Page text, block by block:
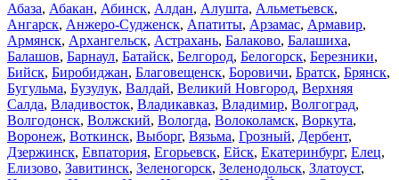
Абаза, Абакан, Абинск, Алдан, Алушта, Альметьевск,
Ангарск, Анжеро-Судженск, Апатиты, Арзамас, Армавир,
Армянск, Архангельск, Астрахань, Балаково, Балашиха,
Балашов, Барнаул, Батайск, Белгород, Белогорск, Березники,
Бийск, Биробиджан, Благовещенск, Боровичи, Братск, Брянск,
Бугульма, Бузулук, Валдай, Великий Новгород, Верхняя
Салда, Владивосток, Владикавказ, Владимир, Волгоград,
Волгодонск, Волжский, Вологда, Волоколамск, Воркута,
Воронеж, Воткинск, Выборг, Вязьма, Грозный, Дербент,
Дзержинск, Евпатория, Егорьевск, Ейск, Екатеринбург, Елец,
Елизово, Завитинск, Зеленогорск, Зеленодольск, Златоуст,